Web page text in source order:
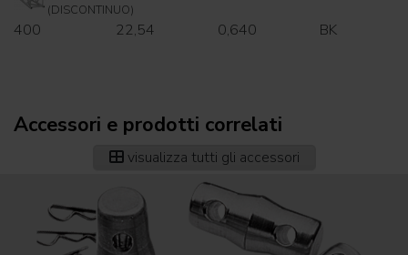
(DISCONTINUO)
400 22,54 0,640 BK
Accessori e prodotti correlati
visualizza tutti gli accessori